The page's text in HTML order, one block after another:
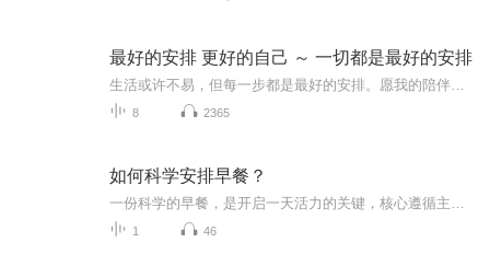
最好的安排 更好的自己 ～ 一切都是最好的安排
8 2365
如何科学安排早餐？
1 46